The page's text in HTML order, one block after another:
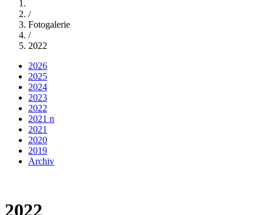
/
Fotogalerie
/
2022
2026
2025
2024
2023
2022
2021 n
2021
2020
2019
Archiv
2022